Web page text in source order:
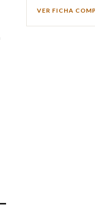
VER FICHA